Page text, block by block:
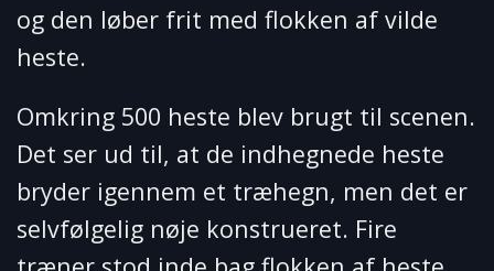
og den løber frit med flokken af vilde
heste.
Omkring 500 heste blev brugt til scenen.
Det ser ud til, at de indhegnede heste
bryder igennem et træhegn, men det er
selvfølgelig nøje konstrueret. Fire